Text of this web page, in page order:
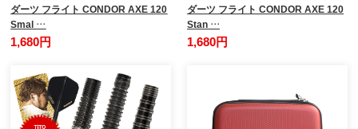
ダーツ フライト CONDOR AXE 120
Smal …
1,680円
ダーツ フライト CONDOR AXE 120
Stan …
1,680円